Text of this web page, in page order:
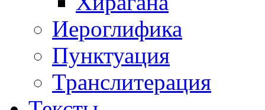
Иероглифика
Пунктуация
Транслитерация